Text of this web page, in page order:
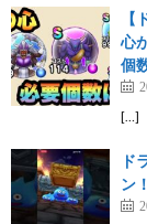
心
個
[…]
ド
ン！